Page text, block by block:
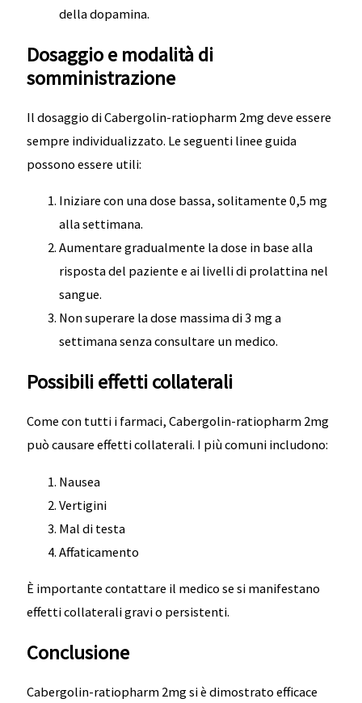
della dopamina.
Dosaggio e modalità di
somministrazione
Il dosaggio di Cabergolin-ratiopharm 2mg deve essere
sempre individualizzato. Le seguenti linee guida
possono essere utili:
Iniziare con una dose bassa, solitamente 0,5 mg
alla settimana.
Aumentare gradualmente la dose in base alla
risposta del paziente e ai livelli di prolattina nel
sangue.
Non superare la dose massima di 3 mg a
settimana senza consultare un medico.
Possibili effetti collaterali
Come con tutti i farmaci, Cabergolin-ratiopharm 2mg
può causare effetti collaterali. I più comuni includono:
Nausea
Vertigini
Mal di testa
Affaticamento
È importante contattare il medico se si manifestano
effetti collaterali gravi o persistenti.
Conclusione
Cabergolin-ratiopharm 2mg si è dimostrato efficace